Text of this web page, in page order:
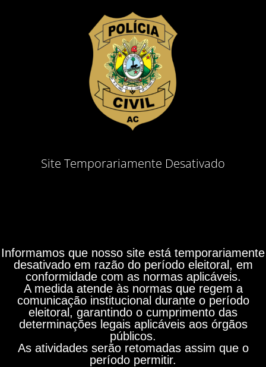
Site Temporariamente Desativado
Informamos que nosso site está temporariamente
desativado em razão do período eleitoral, em
conformidade com as normas aplicáveis.
A medida atende às normas que regem a
comunicação institucional durante o período
eleitoral, garantindo o cumprimento das
determinações legais aplicáveis aos órgãos
públicos.
As atividades serão retomadas assim que o
período permitir.